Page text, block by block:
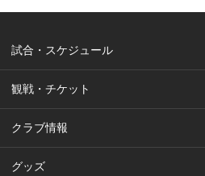
試合・スケジュール
観戦・チケット
クラブ情報
グッズ